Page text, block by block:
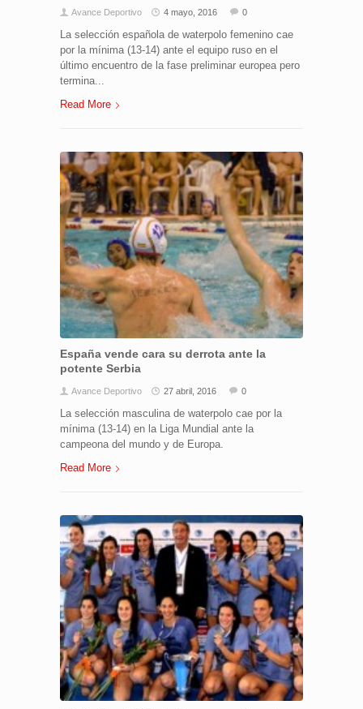
Avance Deportivo 4 mayo, 2016 0
La selección española de waterpolo femenino cae
por la mínima (13-14) ante el equipo ruso en el
último encuentro de la fase preliminar europea pero
termina...
Read More
España vende cara su derrota ante la
potente Serbia
Avance Deportivo 27 abril, 2016 0
La selección masculina de waterpolo cae por la
mínima (13-14) en la Liga Mundial ante la
campeona del mundo y de Europa.
Read More